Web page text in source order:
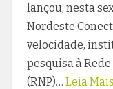
lançou, nesta
Nordeste
velocidade,
pesquisa à
(RNP)… Leia